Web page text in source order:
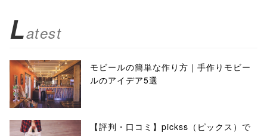
Latest
モビールの簡単な作り方｜手作りモビー
ルのアイデア5選
【評判・口コミ】pickss（ピックス）で